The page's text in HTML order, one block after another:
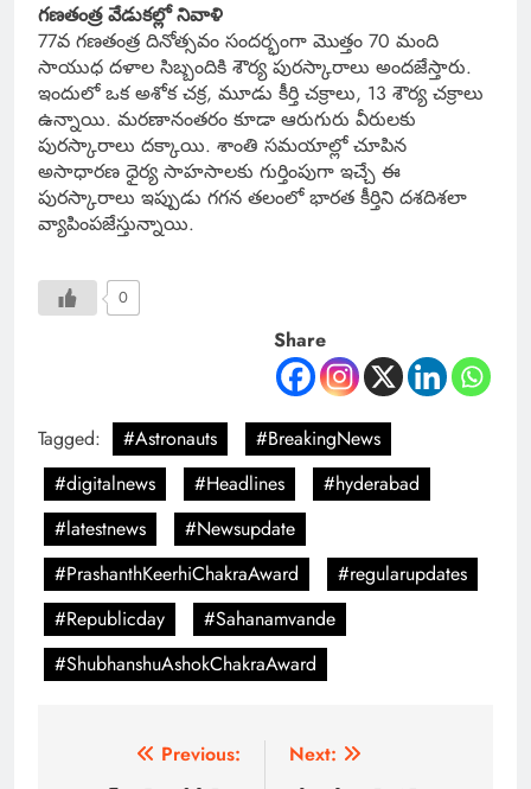
గణతంత్ర వేడుకల్లో నివాళి
77వ గణతంత్ర దినోత్సవం సందర్భంగా మొత్తం 70 మంది
సాయుధ దళాల సిబ్బందికి శౌర్య పురస్కారాలు అందజేస్తారు.
ఇందులో ఒక అశోక చక్ర, మూడు కీర్తి చక్రాలు, 13 శౌర్య చక్రాలు
ఉన్నాయి. మరణానంతరం కూడా ఆరుగురు వీరులకు
పురస్కారాలు దక్కాయి. శాంతి సమయాల్లో చూపిన
అసాధారణ ధైర్య సాహసాలకు గుర్తింపుగా ఇచ్చే ఈ
పురస్కారాలు ఇప్పుడు గగన తలంలో భారత కీర్తిని దశదిశలా
వ్యాపింపజేస్తున్నాయి.
0
Share
Tagged: #Astronauts
#BreakingNews
#digitalnews
#Headlines
#hyderabad
#latestnews
#Newsupdate
#PrashanthKeerhiChakraAward
#regularupdates
#Republicday
#Sahanamvande
#ShubhanshuAshokChakraAward
Previous:
Next: